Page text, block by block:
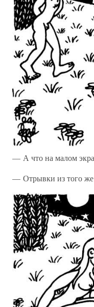
— А что на малом
— Отрывки из того